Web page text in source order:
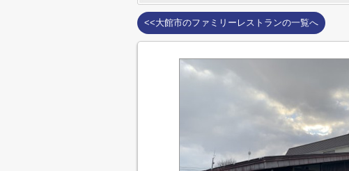
<<大館市のファミリーレストランの一覧へ